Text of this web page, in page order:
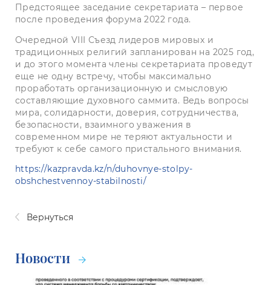
Предстоящее заседание секретариата – первое
после проведения форума 2022 года.
Очередной VIII Съезд лидеров мировых и
традиционных религий запланирован на 2025 год,
и до этого момента члены секретариата проведут
еще не одну встречу, чтобы максимально
проработать организационную и смысловую
составляющие духовного саммита. Ведь вопросы
мира, солидарности, доверия, сотрудничества,
безопасности, взаимного уважения в
современном мире не теряют актуальности и
требуют к себе самого пристального внимания.
https://kazpravda.kz/n/duhovnye-stolpy-
obshchestvennoy-stabilnosti/
Вернуться
Новости